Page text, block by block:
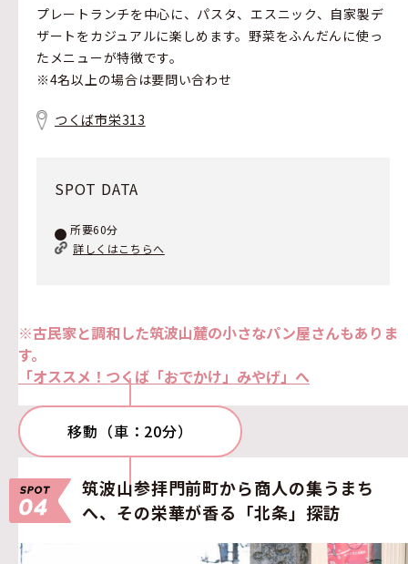
プレートランチを中心に、パスタ、エスニック、自家製デ
ザートをカジュアルに楽しめます。野菜をふんだんに使っ
たメニューが特徴です。
※4名以上の場合は要問い合わせ
つくば市栄313
SPOT DATA
所要60分
詳しくはこちらへ
※古民家と調和した筑波山麓の小さなパン屋さんもありま
す。
「オススメ！つくば「おでかけ」みやげ」へ
移動（車：20分）
筑波山参拝門前町から商人の集うまち
へ、その栄華が香る「北条」探訪